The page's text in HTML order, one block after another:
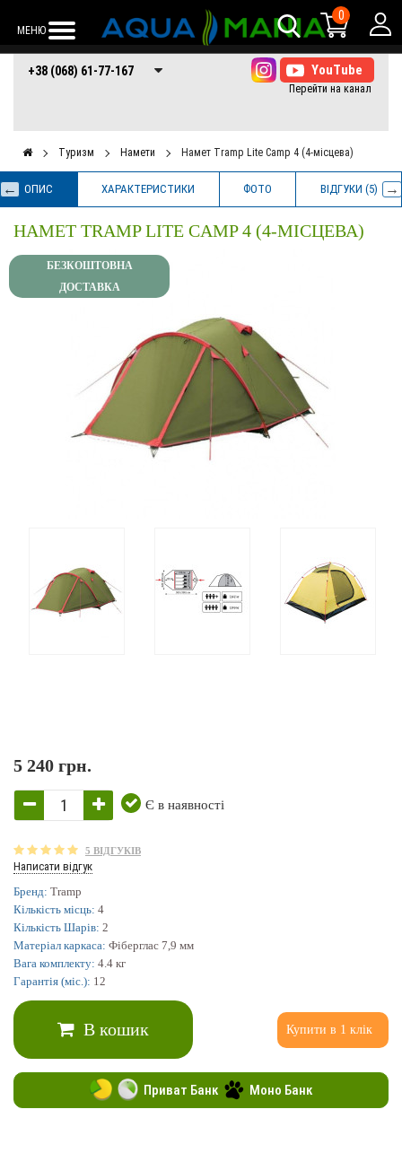
МЕНЮ
0
+38 (068) 61-77-
167
+38 (066) 61-77-+38 (073) 61-77-
167
+38 (068) 61-77-167
Туризм Намети Намет Tramp Lite Camp 4 (4-місцева)
ОПИС ХАРАКТЕРИСТИКИ ФОТО ВІДГУКИ (5)
НАМЕТ TRAMP LITE CAMP 4 (4-МІСЦЕВА)
БЕЗКОШТОВНА
ДОСТАВКА
5 240 грн.
Є в наявності
5 ВІДГУКІВ
Написати відгук
Бренд: Tramp
Кількість місць: 4
Кількість Шарів: 2
Матеріал каркаса: Фіберглас 7,9 мм
Вага комплекту: 4.4 кг
Гарантія (міс.): 12
В кошик Купити в 1 клік
Приват Банк Моно Банк